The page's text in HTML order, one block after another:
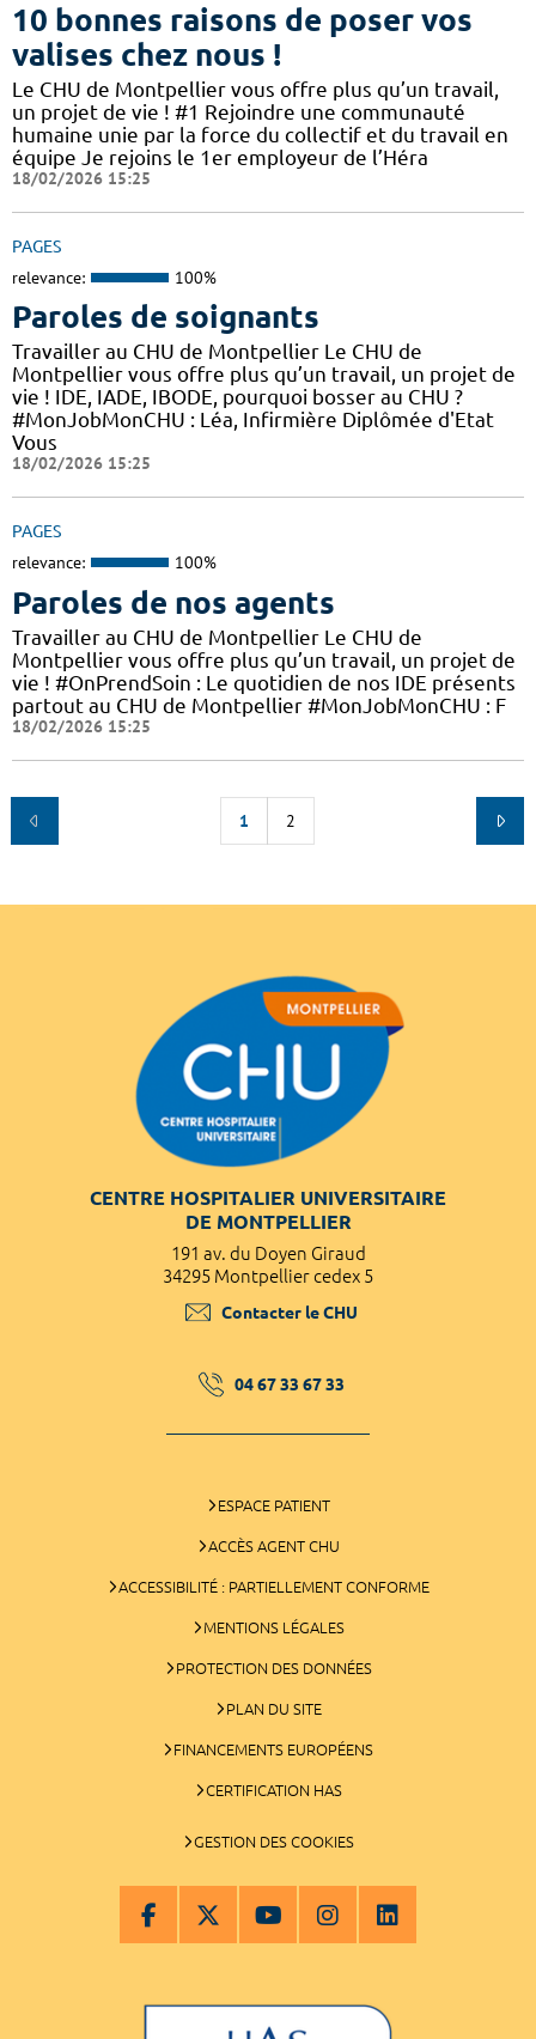
10 bonnes raisons de poser vos
valises chez nous !
Le CHU de Montpellier vous offre plus qu’un travail,
un projet de vie ! #1 Rejoindre une communauté
humaine unie par la force du collectif et du travail en
équipe Je rejoins le 1er employeur de l’Héra
18/02/2026 15:25
PAGES
relevance: 100%
Paroles de soignants
Travailler au CHU de Montpellier Le CHU de
Montpellier vous offre plus qu’un travail, un projet de
vie ! IDE, IADE, IBODE, pourquoi bosser au CHU ?
#MonJobMonCHU : Léa, Infirmière Diplômée d'Etat
Vous
18/02/2026 15:25
PAGES
relevance: 100%
Paroles de nos agents
Travailler au CHU de Montpellier Le CHU de
Montpellier vous offre plus qu’un travail, un projet de
vie ! #OnPrendSoin : Le quotidien de nos IDE présents
partout au CHU de Montpellier #MonJobMonCHU : F
18/02/2026 15:25
1 2
CENTRE HOSPITALIER UNIVERSITAIRE
DE MONTPELLIER
191 av. du Doyen Giraud
34295 Montpellier cedex 5
Contacter le CHU
04 67 33 67 33
ESPACE PATIENT
ACCÈS AGENT CHU
ACCESSIBILITÉ : PARTIELLEMENT CONFORME
MENTIONS LÉGALES
PROTECTION DES DONNÉES
PLAN DU SITE
FINANCEMENTS EUROPÉENS
CERTIFICATION HAS
GESTION DES COOKIES